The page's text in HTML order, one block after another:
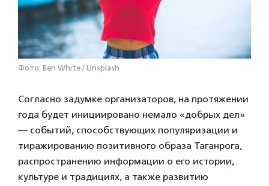
Фото: Ben White / Unsplash
Согласно задумке организаторов, на протяжении
года будет инициировано немало «добрых дел»
— событий, способствующих популяризации и
тиражированию позитивного образа Таганрога,
распространению информации о его истории,
культуре и традициях, а также развитию